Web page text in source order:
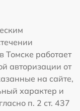
Томске работает
авторизации от
на сайте,
характер и
п. 2 ст. 437